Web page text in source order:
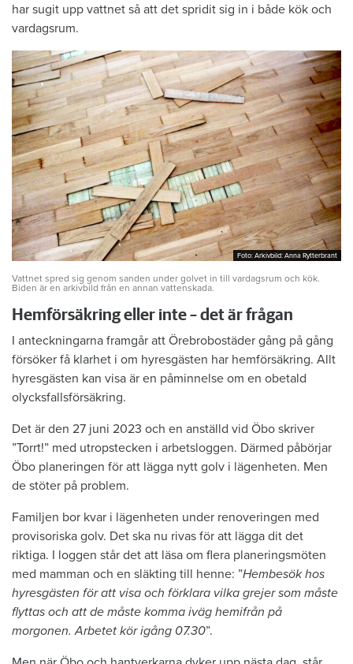
har sugit upp vattnet så att det spridit sig in i både kök och
vardagsrum.
Foto: Arkivbild: Anna Rytterbrant
Foto: Arkivbild: Anna Rytterbrant
Vattnet spred sig genom sanden under golvet in till vardagsrum och kök.
Biden är en arkivbild från en annan vattenskada.
Hemförsäkring eller inte – det är frågan
I anteckningarna framgår att Örebrobostäder gång på gång
försöker få klarhet i om hyresgästen har hemförsäkring. Allt
hyresgästen kan visa är en påminnelse om en obetald
olycksfallsförsäkring.
Det är den 27 juni 2023 och en anställd vid Öbo skriver
”Torrt!” med utropstecken i arbetsloggen. Därmed påbörjar
Öbo planeringen för att lägga nytt golv i lägenheten. Men
de stöter på problem.
Familjen bor kvar i lägenheten under renoveringen med
provisoriska golv. Det ska nu rivas för att lägga dit det
riktiga. I loggen står det att läsa om flera planeringsmöten
med mamman och en släkting till henne: ”Hembesök hos
hyresgästen för att visa och förklara vilka grejer som måste
flyttas och att de måste komma iväg hemifrån på
morgonen. Arbetet kör igång 07.30”.